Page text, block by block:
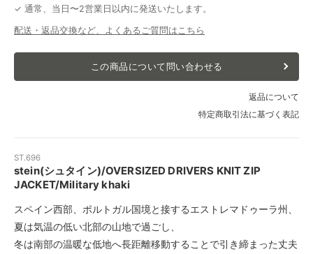
✓ 通常、当日〜2営業日以内に発送いたします。
配送・返品交換など、よくあるご質問はこちら
この商品について問い合わせる
返品について
特定商取引法に基づく表記
ST.696
stein(シュタイン)/OVERSIZED DRIVERS KNIT ZIP
JACKET/Military khaki
スペイン西部、ポルトガル国境と接するエストレマドゥーラ州、
夏は気温の低い北部の山地で過ごし、
冬は南部の温暖な低地へ長距離移動することで引き締まった丈夫